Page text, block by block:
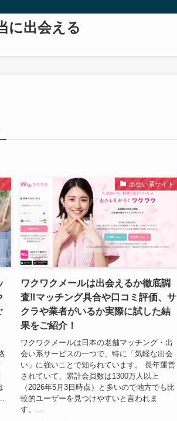
に出会える
出会い系サイト
ワクワクメールは出会えるか徹底調
査‼マッチング具合や口コミ評価、サ
クラや業者がいるか実際に試した結
果をご紹介！
ワクワクメールは日本の老舗マッチング・出
会い系サービスの一つで、特に「気軽な出会
い」に強いことで知られています。 長年運営
されていて、累計会員数は1300万人以上
（2026年5月3日時点）と多いので地方でも比
較的ユーザーを見つけやすいと言われま
す。...